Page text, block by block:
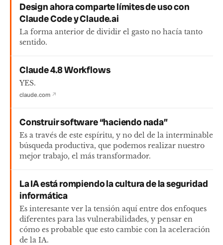
Design ahora comparte límites de uso con
Claude Code y Claude.ai
La forma anterior de dividir el gasto no hacía tanto
sentido.
Claude 4.8 Workflows
YES.
claude.com ↗
Construir software “haciendo nada”
Es a través de este espíritu, y no del de la interminable
búsqueda productiva, que podemos realizar nuestro
mejor trabajo, el más transformador.
La IA está rompiendo la cultura de la seguridad
informática
Es interesante ver la tensión aquí entre dos enfoques
diferentes para las vulnerabilidades, y pensar en
cómo es probable que esto cambie con la aceleración
de la IA.